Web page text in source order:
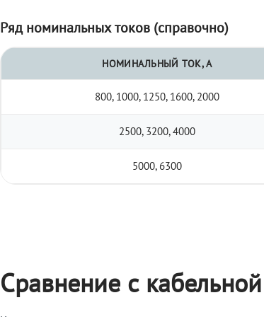
Ряд номинальных токов (справочно)
НОМИНАЛЬНЫЙ ТОК, А
800, 1000, 1250, 1600, 2000
2500, 3200, 4000
5000, 6300
Сравнение с